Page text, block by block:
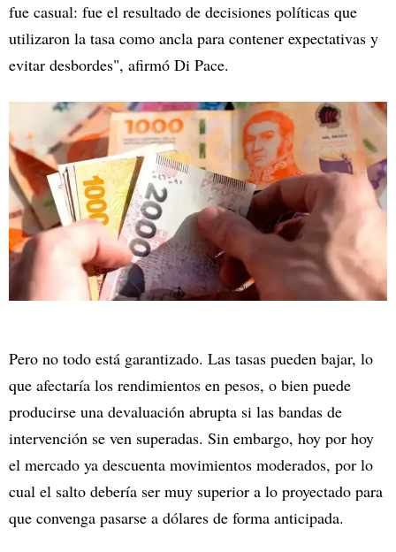
fue casual: fue el resultado de decisiones políticas que
utilizaron la tasa como ancla para contener expectativas y
evitar desbordes", afirmó Di Pace.
Pero no todo está garantizado. Las tasas pueden bajar, lo
que afectaría los rendimientos en pesos, o bien puede
producirse una devaluación abrupta si las bandas de
intervención se ven superadas. Sin embargo, hoy por hoy
el mercado ya descuenta movimientos moderados, por lo
cual el salto debería ser muy superior a lo proyectado para
que convenga pasarse a dólares de forma anticipada.